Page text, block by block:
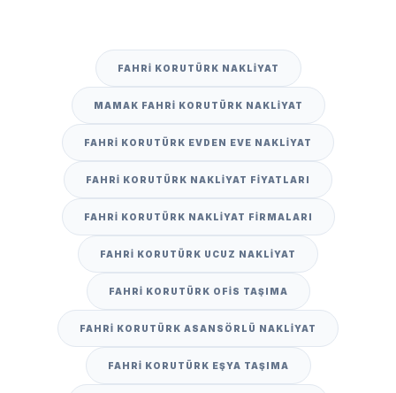
FAHRI KORUTÜRK NAKLIYAT
MAMAK FAHRI KORUTÜRK NAKLIYAT
FAHRI KORUTÜRK EVDEN EVE NAKLIYAT
FAHRI KORUTÜRK NAKLIYAT FIYATLARI
FAHRI KORUTÜRK NAKLIYAT FIRMALARI
FAHRI KORUTÜRK UCUZ NAKLIYAT
FAHRI KORUTÜRK OFIS TAŞIMA
FAHRI KORUTÜRK ASANSÖRLÜ NAKLIYAT
FAHRI KORUTÜRK EŞYA TAŞIMA